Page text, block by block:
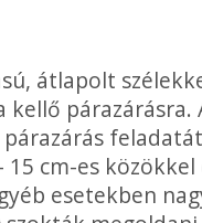
átlapolt
kellő
párazárás
15 cm-es
esetek­ben